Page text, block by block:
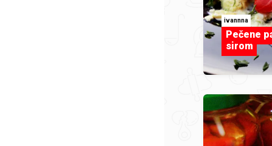
ivannna
Pečene
sirom